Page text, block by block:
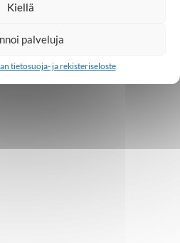
Kiellä
palveluja
tietosuoja- ja rekisteriseloste